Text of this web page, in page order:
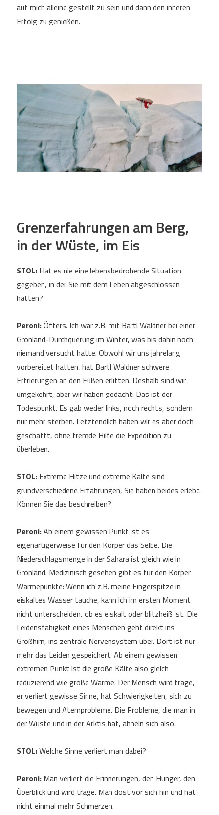
auf mich alleine gestellt zu sein und dann den inneren
Erfolg zu genießen.
Grenzerfahrungen am Berg,
in der Wüste, im Eis
STOL:Hat es nie eine lebensbedrohende Situation
gegeben, in der Sie mit dem Leben abgeschlossen
hatten?
Peroni:Öfters. Ich war z.B. mit Bartl Waldner bei einer
Grönland-Durchquerung im Winter, was bis dahin noch
niemand versucht hatte. Obwohl wir uns jahrelang
vorbereitet hatten, hat Bartl Waldner schwere
Erfrierungen an den Füßen erlitten. Deshalb sind wir
umgekehrt, aber wir haben gedacht: Das ist der
Todespunkt. Es gab weder links, noch rechts, sondern
nur mehr sterben. Letztendlich haben wir es aber doch
geschafft, ohne fremde Hilfe die Expedition zu
überleben.
STOL:Extreme Hitze und extreme Kälte sind
grundverschiedene Erfahrungen, Sie haben beides erlebt.
Können Sie das beschreiben?
Peroni:Ab einem gewissen Punkt ist es
eigenartigerweise für den Körper das Selbe. Die
Niederschlagsmenge in der Sahara ist gleich wie in
Grönland. Medizinisch gesehen gibt es für den Körper
Wärmepunkte: Wenn ich z.B. meine Fingerspitze in
eiskaltes Wasser tauche, kann ich im ersten Moment
nicht unterscheiden, ob es eiskalt oder blitzheiß ist. Die
Leidensfähigkeit eines Menschen geht direkt ins
Großhirn, ins zentrale Nervensystem über. Dort ist nur
mehr das Leiden gespeichert. Ab einem gewissen
extremen Punkt ist die große Kälte also gleich
reduzierend wie große Wärme. Der Mensch wird träge,
er verliert gewisse Sinne, hat Schwierigkeiten, sich zu
bewegen und Atemprobleme. Die Probleme, die man in
der Wüste und in der Arktis hat, ähneln sich also.
STOL:Welche Sinne verliert man dabei?
Peroni:Man verliert die Erinnerungen, den Hunger, den
Überblick und wird träge. Man döst vor sich hin und hat
nicht einmal mehr Schmerzen.